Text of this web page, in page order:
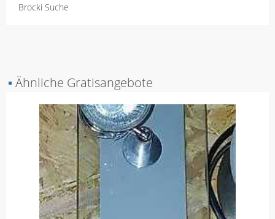
Brocki Suche
▪ Ähnliche Gratisangebote